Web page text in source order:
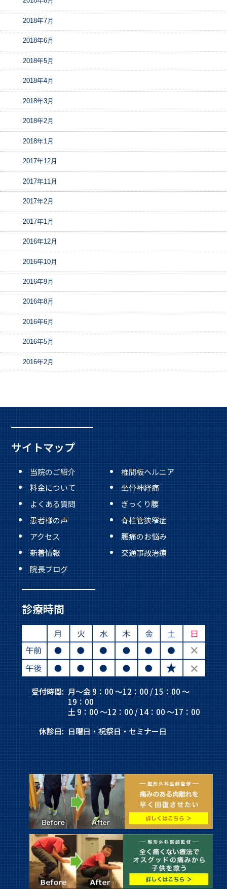
2018年7月
2018年6月
2018年5月
2018年4月
2018年3月
2018年2月
2018年1月
2017年12月
2017年11月
2017年2月
2017年1月
2016年12月
2016年10月
2016年9月
2016年8月
2016年6月
2016年5月
2016年2月
サイトマップ
当院のご紹介
料金について
よくある質問
患者様の声
アクセス
新着情報
椎間板ヘルニア
坐骨神経痛
ぎっくり腰
脊柱管狭窄症
腰痛のお悩み
交通事故治療
院長ブログ
診療時間
受付時間: 月～金 9：00 ～12：00 / 15：00 ～
19：00
土 9：00 ～12：00 / 14：00 ～17：00
休診日: 日曜日・祝祭日・セミナー日